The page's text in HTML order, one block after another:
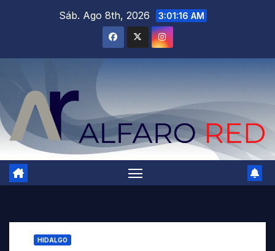
Sáb. Ago 8th, 2026 3:01:18 AM
HIDALGO